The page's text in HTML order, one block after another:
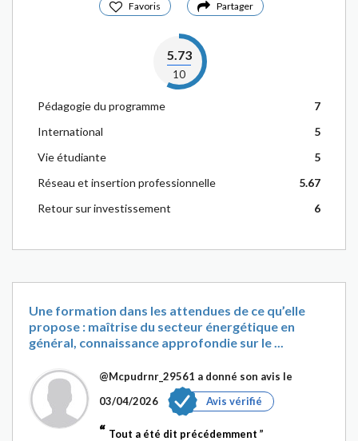
Favoris Partager
5.73
10
Pédagogie du programme
7
International
5
Vie étudiante
5
Réseau et insertion professionnelle
5.67
Retour sur investissement
6
Une formation dans les attendues de ce qu’elle
propose : maîtrise du secteur énergétique en
général, connaissance approfondie sur le ...
@Mcpudrnr_29561 a donné son avis le
03/04/2026
Avis vérifié
Tout a été dit précédemment